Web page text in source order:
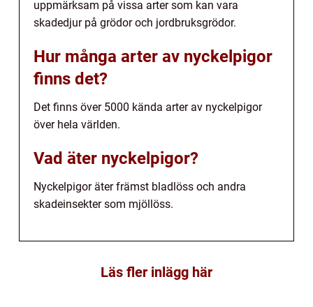
uppmärksam på vissa arter som kan vara
skadedjur på grödor och jordbruksgrödor.
Hur många arter av nyckelpigor
finns det?
Det finns över 5000 kända arter av nyckelpigor
över hela världen.
Vad äter nyckelpigor?
Nyckelpigor äter främst bladlöss och andra
skadeinsekter som mjöllöss.
Läs fler inlägg här